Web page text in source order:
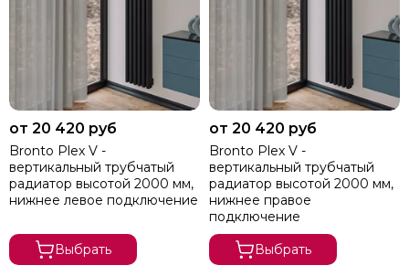
от 20 420 руб
Bronto Plex V -
вертикальный трубчатый
радиатор высотой 2000 мм,
нижнее левое подключение
Выбрать
от 20 420 руб
Bronto Plex V -
вертикальный трубчатый
радиатор высотой 2000 мм,
нижнее правое
подключение
Выбрать